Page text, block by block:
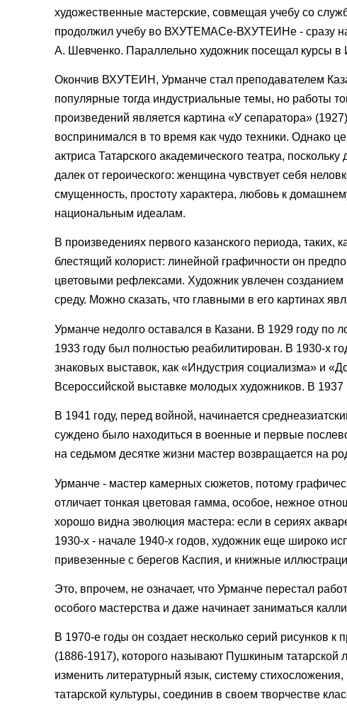
художественные мастерские, совмещая учебу со
продолжил учебу во ВХУТЕМАСе-ВХУТЕИНе - сразу на
А. Шевченко. Параллельно художник посещал курсы в
Окончив ВХУТЕИН, Урманче стал преподавателем
популярные тогда индустриальные темы, но работы
произведений является картина «У сепаратора»
воспринимался в то время как чудо техники. Однако
актриса Татарского академического театра,
далек от героического: женщина чувствует себя
смущенность, простоту характера, любовь к
национальным идеалам.
В произведениях первого казанского периода,
блестящий колорист: линейной графичности он
цветовыми рефлексами. Художник увлечен
среду. Можно сказать, что главными в его картинах
Урманче недолго оставался в Казани. В 1929 году
1933 году был полностью реабилитирован. В 1930-х
знаковых выставок, как «Индустрия социализма» и
Всероссийской выставке молодых художников. В
В 1941 году, перед войной, начинается
суждено было находиться в военные и первые
на седьмом десятке жизни мастер возвращается на
Урманче - мастер камерных сюжетов, потому
отличает тонкая цветовая гамма, особое, нежное
хорошо видна эволюция мастера: если в сериях
1930-х - начале 1940-х годов, художник еще широко
привезенные с берегов Каспия, и книжные
Это, впрочем, не означает, что Урманче перестал
особого мастерства и даже начинает заниматься
В 1970-е годы он создает несколько серий рисунков
(1886-1917), которого называют Пушкиным татарской
изменить литературный язык, систему
татарской культуры, соединив в своем творчестве